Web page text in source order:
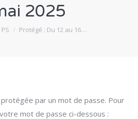
2025
:
PS Protégé : Du 12 au 16…
par un mot de passe. Pour
mot de passe ci-dessous :